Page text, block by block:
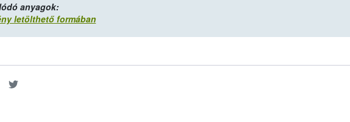
anyagok:
letölthető formában